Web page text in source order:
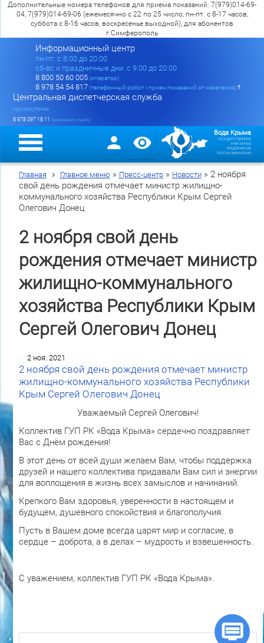
Дополнительные номера телефонов для приема показаний: 7(979)014-69-
04, 7(979)014-69-06 (ежемесячно с 22 по 25 число, пн-пт. с 8-17 часов,
суббота с 8-16 часов, воскресенье выходной), для абонентов
г.Симферополь
Информационный центр
пн-пт: c 8:00 до 20:00
сб-вс и праздничные дни: с 9:00 до 20:00
8 800 50 60 005(оператор)
8 978 54 54 817(телефонный робот - прием показаний от населения)?
Центральная диспетчерская служба
круглосуточно
8 978 097 18 11 (аварийная служба)
Вода Крыма
ГОСУДАРСТВЕННОЕ
УНИТАРНОЕ
ПРЕДПРИЯТИЕ
РЕСПУБЛИКИ КРЫМ
Главная Главное меню » Пресс-центр» Новости» 2 ноября
свой день рождения отмечает министр жилищно-
коммунального хозяйства Республики Крым Сергей
Олегович Донец
2 ноября свой день
рождения отмечает министр
жилищно-коммунального
хозяйства Республики Крым
Сергей Олегович Донец
2 ноя. 2021
2 ноября свой день рождения отмечает министр
жилищно-коммунального хозяйства Республики
Крым Сергей Олегович Донец
Уважаемый Сергей Олегович!
Коллектив ГУП РК «Вода Крыма» сердечно поздравляет
Вас с Днём рождения!
В этот день от всей души желаем Вам, чтобы поддержка
друзей и нашего коллектива придавали Вам сил и энергии
для воплощения в жизнь всех замыслов и начинаний.
Крепкого Вам здоровья, уверенности в настоящем и
будущем, душевного спокойствия и благополучия.
Пусть в Вашем доме всегда царят мир и согласие, в
сердце – доброта, а в делах – мудрость и взвешенность.
С уважением, коллектив ГУП РК «Вода Крыма».